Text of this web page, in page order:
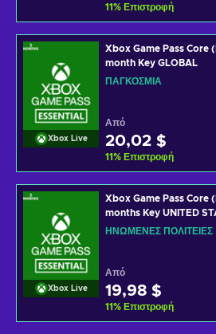
11% Επιστροφή
Xbox Live
Xbox Game Pass Core
month Key GLOBAL
ΠΑΓΚΌΣΜΙΑ
Από
20,02 $
11% Επιστροφή
Xbox Live
Xbox Game Pass Core
months Key UNITED
ΗΝΩΜΈΝΕΣ ΠΟΛΙΤΕΊΕΣ
Από
19,98 $
11% Επιστροφή